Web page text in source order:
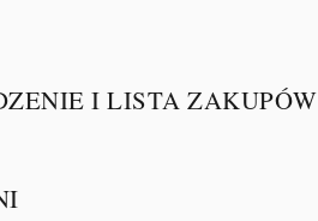
I LISTA ZAKUPÓW